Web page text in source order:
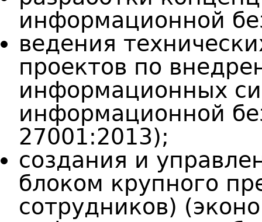
информационной
ведения
проектов по
информационных
информационной
27001:2013);
создания и
блоком крупного
сотрудников)